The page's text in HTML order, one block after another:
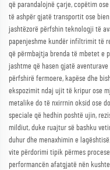
që parandalojnë çarje, copëtim
të ashpër gjatë transportit ose
jashtëzorë përfshin teknologji të
papenjeshme kundër infiltrimit të
që përmbajtja brenda të mbetet e
jashtme që hasen gjatë
përfshirë fermoere, kapëse dhe
ekspozimit ndaj ujit të kripur ose
metalike do të nxirrnin oksid ose
speciale që hedhin poshtë ujin,
mildiut, duke ruajtur së bashku
duhur dhe menaxhimin e
vite përdorimi tipik përmes
performancën afatgjatë nën